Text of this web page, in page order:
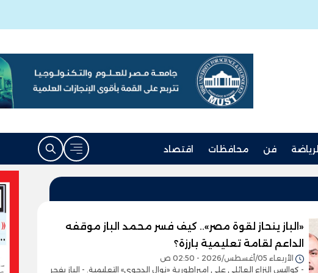
الرياضة فن محافظات اقتصاد
«الباز ينحاز لقوة مصر».. كيف فسر محمد الباز موقفه
الداعم لقامة تعليمية بارزة؟
الأربعاء 05/أغسطس/2026 - 02:50 ص
- كواليس النزاع العائلي على إمبراطورية «نوال الدجوي» التعليمية. - الباز يفجر